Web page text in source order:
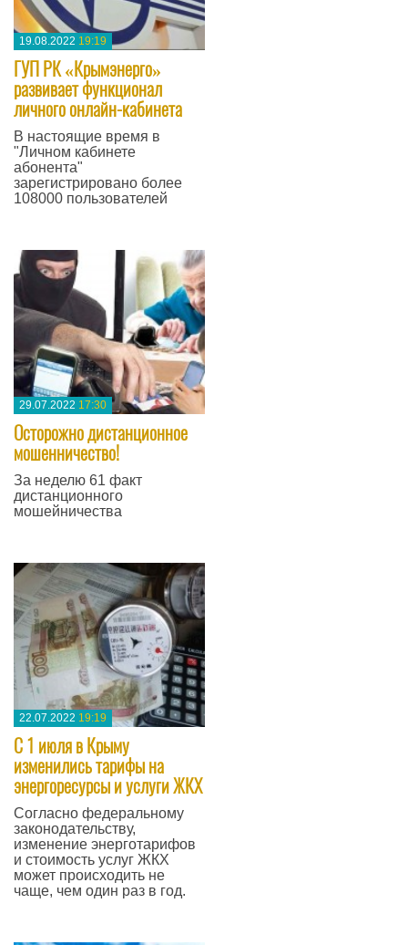
19.08.2022 19:19
ГУП РК «Крымэнерго»
развивает функционал
личного онлайн-кабинета
В настоящие время в
"Личном кабинете
абонента"
зарегистрировано более
108000 пользователей
29.07.2022 17:30
Осторожно дистанционное
мошенничество!
За неделю 61 факт
дистанционного
мошейничества
22.07.2022 19:19
С 1 июля в Крыму
изменились тарифы на
энергоресурсы и услуги ЖКХ
Согласно федеральному
законодательству,
изменение энерготарифов
и стоимость услуг ЖКХ
может происходить не
чаще, чем один раз в год.